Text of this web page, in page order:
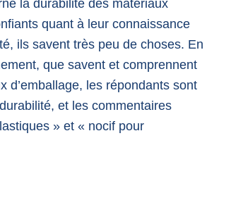
la durabilité des matériaux
quant à leur connaissance
ils savent très peu de choses. En
que savent et comprennent
d’emballage, les répondants sont
et les commentaires
» et « nocif pour